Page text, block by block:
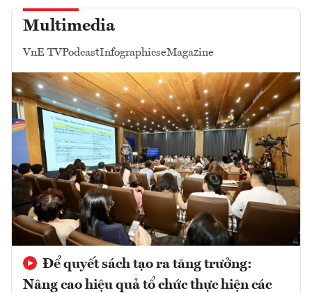
Multimedia
VnE TVPodcastInfographicseMagazine
Để quyết sách tạo ra tăng trưởng:
Nâng cao hiệu quả tổ chức thực hiện các